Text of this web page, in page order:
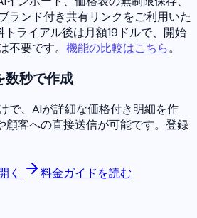
ランド付き共有リンクをご利用いた
ライアル後は月額19ドルで、開始
不要です。 機能の比較はこちら。
数秒で作成
で、AIが詳細な価格付き明細を作
顧客への直接送信が可能です。登録
く
料金ガイドを読む